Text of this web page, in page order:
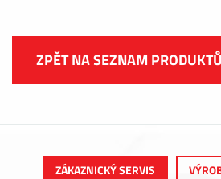
ZPĚT NA SEZNAM PRODUKTŮ
ZÁKAZNICKÝ SERVIS